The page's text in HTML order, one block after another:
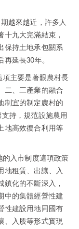
越來越近，許多人
九大完滿結束，
保持土地承包關系
延長30年。
主要是著眼農村長
二、三產業的融合
制宜的制定農村的
持，規范設施農用
地高效復合利用等
入市制度這項政策
地租賃、出讓、入
鎮化的不斷深入，
中的集體經營性建
性建設用地同國有
、入股等形式實現